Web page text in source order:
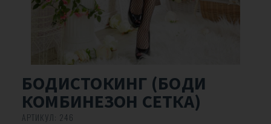
БОДИСТОКИНГ (БОДИ
КОМБИНЕЗОН СЕТКА)
АРТИКУЛ: 246